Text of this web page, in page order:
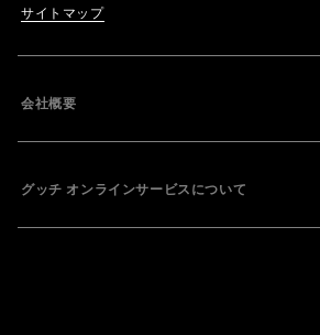
サイトマップ
会社概要
グッチ オンラインサービスについて